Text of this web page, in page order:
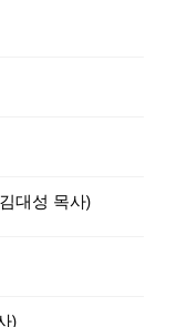
대성 목사)
)